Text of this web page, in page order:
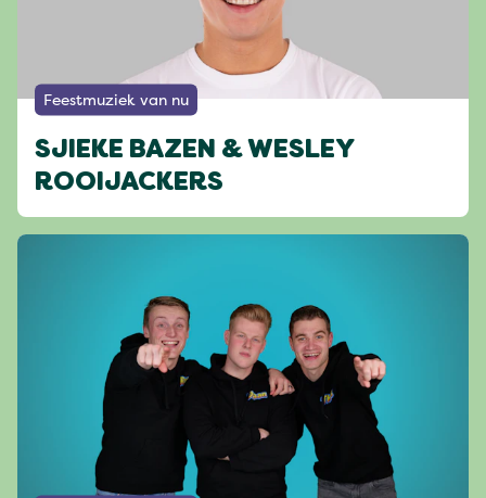
Feestmuziek van nu
SJIEKE BAZEN & WESLEY
ROOIJACKERS